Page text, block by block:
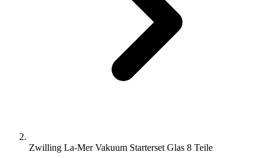
Zwilling La-Mer Vakuum Starterset Glas 8 Teile